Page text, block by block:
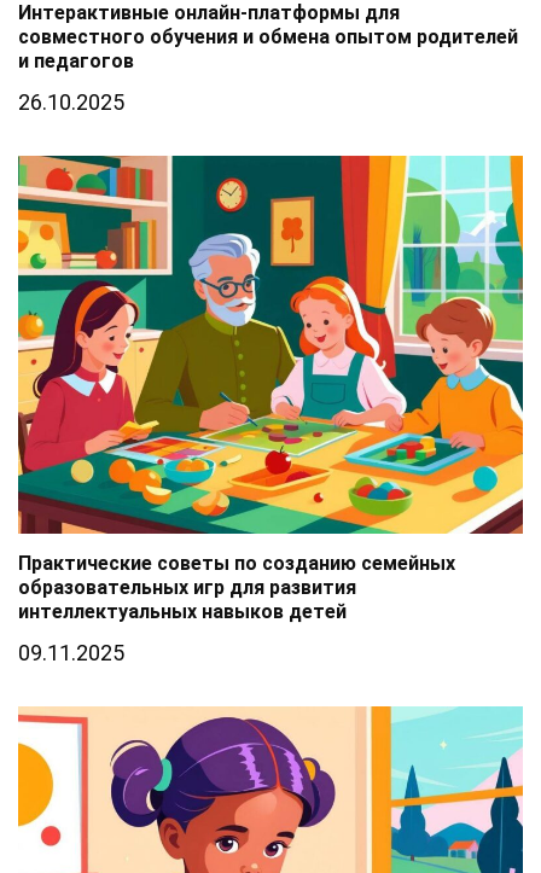
Интерактивные онлайн-платформы для
совместного обучения и обмена опытом родителей
и педагогов
26.10.2025
Практические советы по созданию семейных
образовательных игр для развития
интеллектуальных навыков детей
09.11.2025